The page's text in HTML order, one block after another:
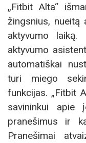
„Fitbit Alta“
žingsnius, nueitą
aktyvumo laiką.
aktyvumo
automatiškai
turi miego
funkcijas. „Fitbit
savininkui apie
pranešimus ir
Pranešimai